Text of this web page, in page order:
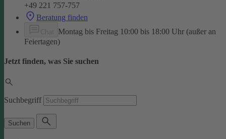
+49 221 757-757
Beratung finden
Montag bis Freitag 10:00 bis 18:00 Uhr (außer an
Feiertagen)
Jetzt finden, was Sie suchen
Suchbegriff
Suchen